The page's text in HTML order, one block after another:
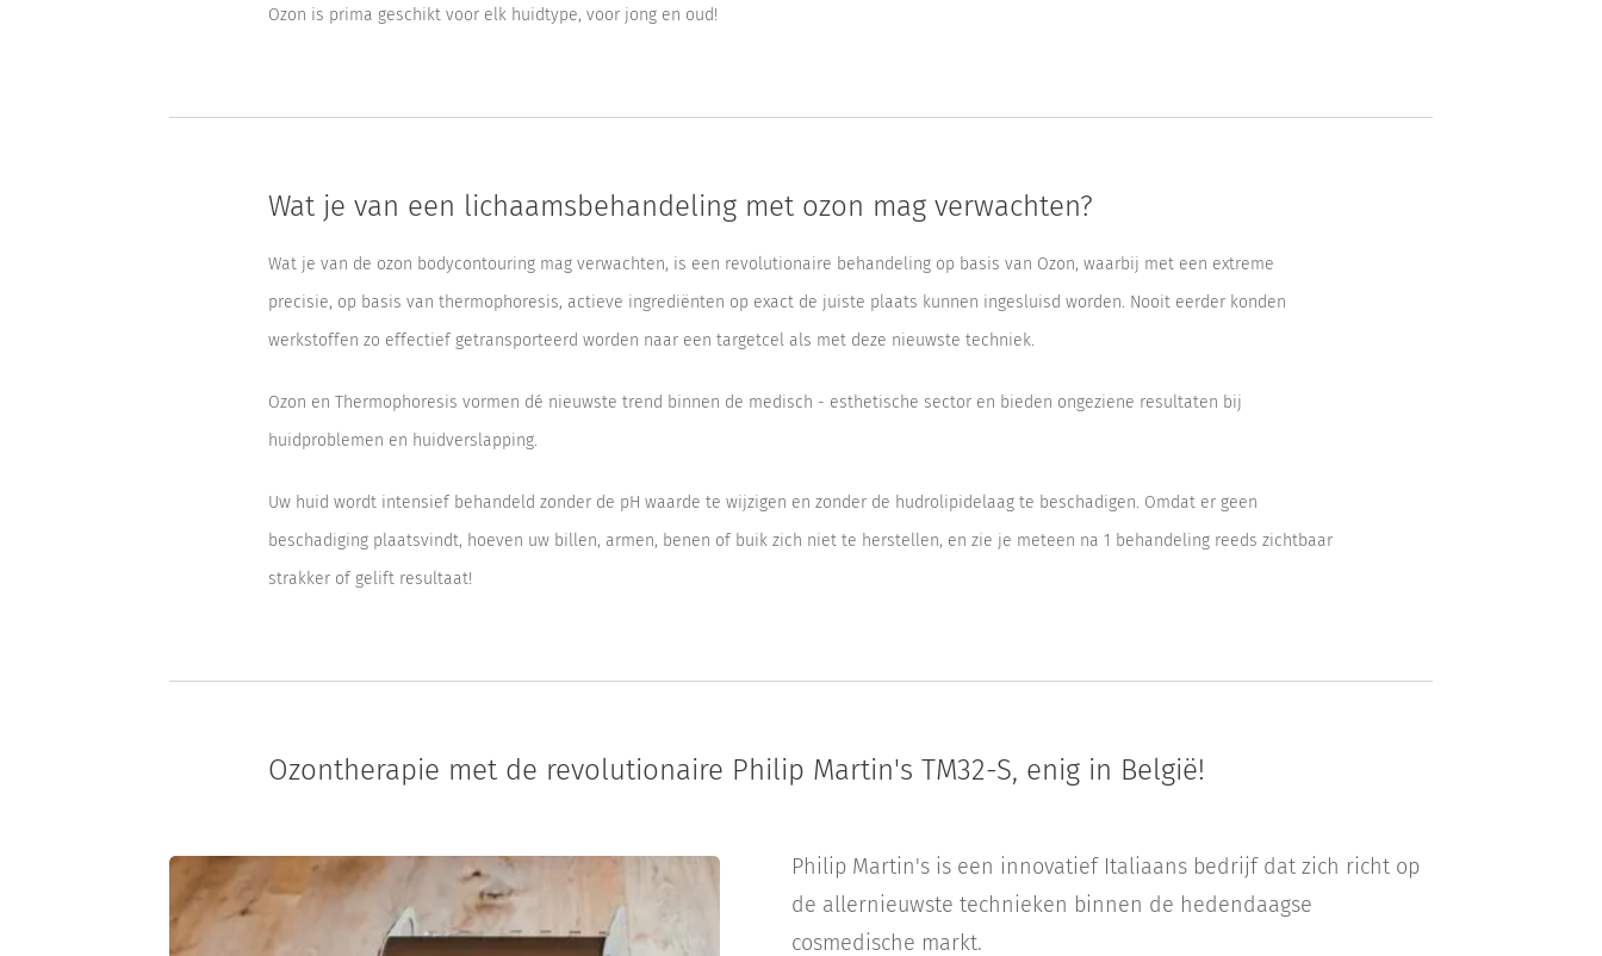
Ozon is prima geschikt voor elk huidtype, voor jong en oud!
Wat je van een lichaamsbehandeling met ozon mag verwachten?
Wat je van de ozon bodycontouring mag verwachten, is een revolutionaire behandeling op basis van Ozon, waarbij met een extreme
precisie, op basis van thermophoresis, actieve ingrediënten op exact de juiste plaats kunnen ingesluisd worden. Nooit eerder konden
werkstoffen zo effectief getransporteerd worden naar een targetcel als met deze nieuwste techniek.
Ozon en Thermophoresis vormen dé nieuwste trend binnen de medisch - esthetische sector en bieden ongeziene resultaten bij
huidproblemen en huidverslapping.
Uw huid wordt intensief behandeld zonder de pH waarde te wijzigen en zonder de hudrolipidelaag te beschadigen. Omdat er geen
beschadiging plaatsvindt, hoeven uw billen, armen, benen of buik zich niet te herstellen, en zie je meteen na 1 behandeling reeds zichtbaar
strakker of gelift resultaat!
Ozontherapie met de revolutionaire Philip Martin's TM32-S, enig in België!
Philip Martin's is een innovatief Italiaans bedrijf dat zich richt op
de allernieuwste technieken binnen de hedendaagse
cosmedische markt.